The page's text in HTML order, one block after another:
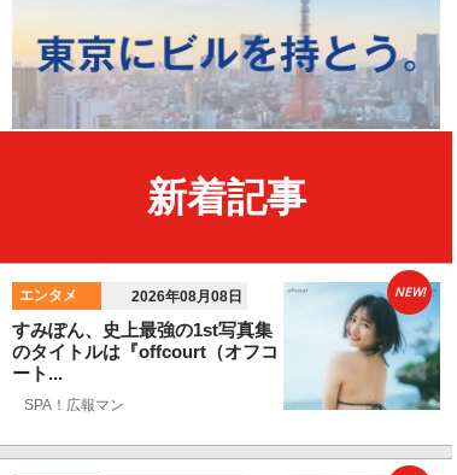
新着記事
エンタメ 2026年08月08日
すみぽん、史上最強の1st写真集
のタイトルは『offcourt（オフコ
ート...
SPA！広報マン
NEW!